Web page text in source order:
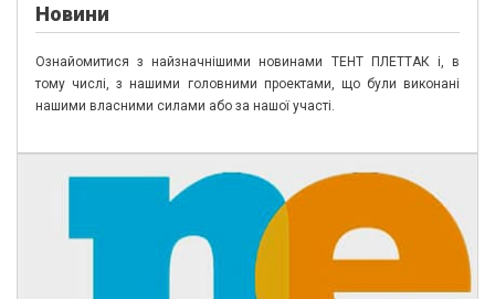
Новини
Ознайомитися з найзначнішими новинами ТЕНТ ПЛЕТТАК і, в
тому числі, з нашими головними проектами, що були виконані
нашими власними силами або за нашої участі.